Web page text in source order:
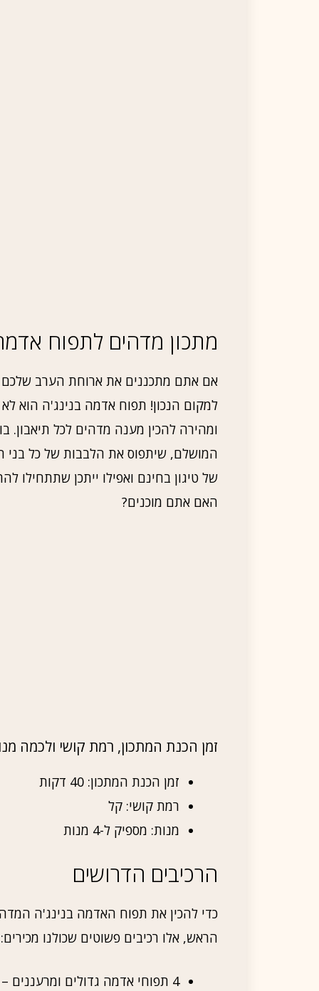
מתכון מדהים לתפוח
אם אתם מתכננים את ארוחת הערב שלכם
למקום הנכון! תפוח אדמה בנינג'ה הוא
ומהירה להכין מענה מדהים לכל
המושלם, שיתפוס את הלבבות של כל בני
של טיגון בחינם ואפילו ייתכן
האם אתם מוכנים?
זמן הכנת המתכון, רמת קושי ולכמה
זמן הכנת המתכון: 40 דקות
רמת קושי: קל
מנות: מספיק ל-4 מנות
הרכיבים הדרושים
כדי להכין את תפוח האדמה בנינג'ה
הראש, אלו רכיבים פשוטים שכולנו מכירים:
4 תפוחי אדמה גדולים